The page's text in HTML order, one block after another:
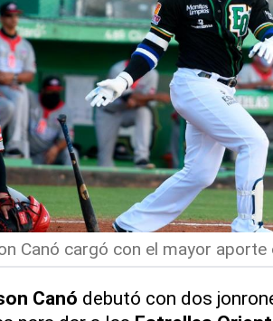
Canó cargó con el mayor aporte
Canó debutó con dos